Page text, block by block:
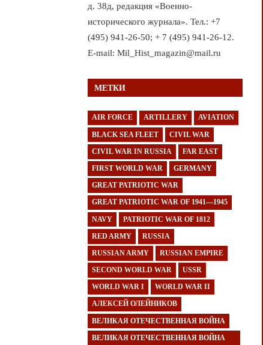
д. 38д, редакция «Военно-
исторического журнала». Тел.: +7
(495) 941-26-50; + 7 (495) 941-26-12.
E-mail: Mil_Hist_magazin@mail.ru
МЕТКИ
AIR FORCE ARTILLERY AVIATION
BLACK SEA FLEET CIVIL WAR
CIVIL WAR IN RUSSIA FAR EAST
FIRST WORLD WAR GERMANY
GREAT PATRIOTIC WAR
GREAT PATRIOTIC WAR OF 1941—1945
NAVY PATRIOTIC WAR OF 1812
RED ARMY RUSSIA
RUSSIAN ARMY RUSSIAN EMPIRE
SECOND WORLD WAR USSR
WORLD WAR I WORLD WAR II
АЛЕКСЕЙ ОЛЕЙНИКОВ
ВЕЛИКАЯ ОТЕЧЕСТВЕННАЯ ВОЙНА
ВЕЛИКАЯ ОТЕЧЕСТВЕННАЯ ВОЙНА